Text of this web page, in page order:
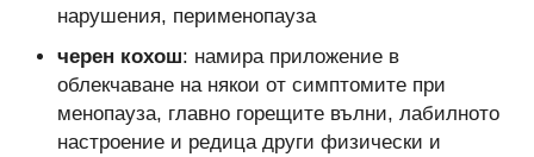
нарушения, перименопауза
черен кохош: намира приложение в
облекчаване на някои от симптомите при
менопауза, главно горещите вълни, лабилното
настроение и редица други физически и